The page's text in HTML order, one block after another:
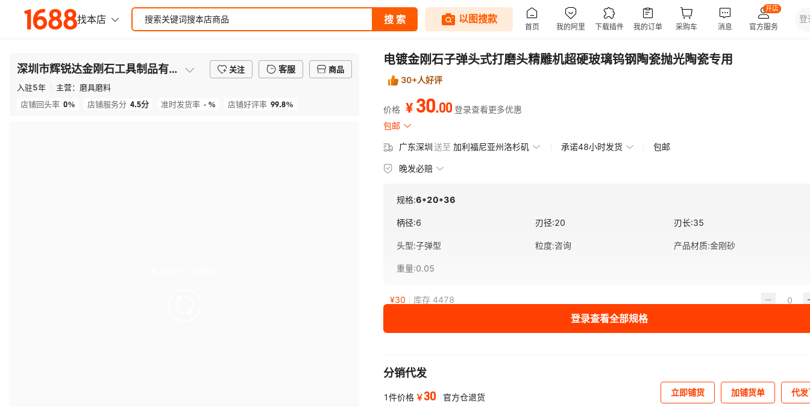
深圳市辉锐达金刚石工具制品有限公司 关注 客服
商品
入驻5年 主营： 磨具磨料
店铺回头率 0% 店铺服务分 4.5分 准时发货率 - % 店铺好评率 99.8%
电镀金刚石子弹头式打磨头精雕机超硬玻璃钨钢陶瓷抛光陶瓷专用
30+人好评
价格 ¥ 30.00 登录查看更多优惠
包邮
广东深圳送至 加利福尼亚州洛杉矶 承诺48小时发货 包邮
晚发必赔
规格:6*20*36
柄径:6 刃径:20 刃长:35
头型:子弹型 粒度:咨询 产品材质:金刚砂
重量:0.05
¥30 库存 4478
登录查看全部规格
分销代发
1件价格 ￥30 官方仓退货 立即铺货 加铺货单 代